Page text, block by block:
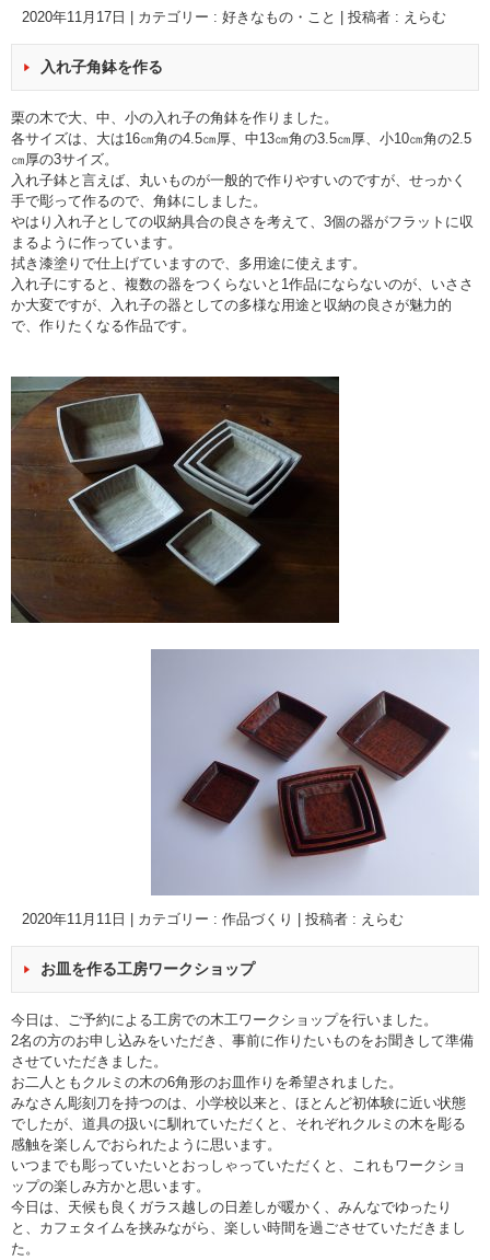
2020年11月17日 カテゴリー : 好きなもの・こと 投稿者 : えらむ
入れ子角鉢を作る
栗の木で大、中、小の入れ子の角鉢を作りました。
各サイズは、大は16㎝角の4.5㎝厚、中13㎝角の3.5㎝厚、小10㎝角の2.5
㎝厚の3サイズ。
入れ子鉢と言えば、丸いものが一般的で作りやすいのですが、せっかく
手で彫って作るので、角鉢にしました。
やはり入れ子としての収納具合の良さを考えて、3個の器がフラットに収
まるように作っています。
拭き漆塗りで仕上げていますので、多用途に使えます。
入れ子にすると、複数の器をつくらないと1作品にならないのが、いささ
か大変ですが、入れ子の器としての多様な用途と収納の良さが魅力的
で、作りたくなる作品です。
2020年11月11日 カテゴリー : 作品づくり 投稿者 : えらむ
お皿を作る工房ワークショップ
今日は、ご予約による工房での木工ワークショップを行いました。
2名の方のお申し込みをいただき、事前に作りたいものをお聞きして準備
させていただきました。
お二人ともクルミの木の6角形のお皿作りを希望されました。
みなさん彫刻刀を持つのは、小学校以来と、ほとんど初体験に近い状態
でしたが、道具の扱いに馴れていただくと、それぞれクルミの木を彫る
感触を楽しんでおられたように思います。
いつまでも彫っていたいとおっしゃっていただくと、これもワークショ
ップの楽しみ方かと思います。
今日は、天候も良くガラス越しの日差しが暖かく、みんなでゆったり
と、カフェタイムを挟みながら、楽しい時間を過ごさせていただきまし
た。